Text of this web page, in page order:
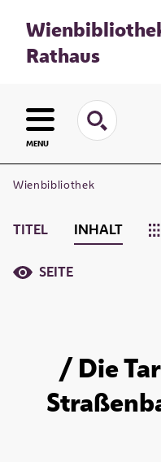
Rathaus
MENU
Wienbibliothek
TITEL INHALT
SEITE
/ Die